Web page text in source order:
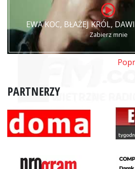
EWA KOC, BŁAŻEJ KRÓL,
Zabierz mnie
PARTNERZY